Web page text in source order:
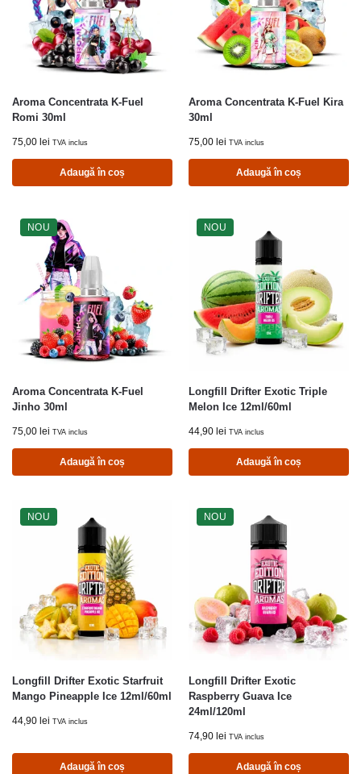
Aroma Concentrata K-Fuel
Romi 30ml
75,00 lei TVA inclus
Adaugă în coș
Aroma Concentrata K-Fuel Kira
30ml
75,00 lei TVA inclus
Adaugă în coș
NOU
Aroma Concentrata K-Fuel
Jinho 30ml
75,00 lei TVA inclus
Adaugă în coș
NOU
Longfill Drifter Exotic Triple
Melon Ice 12ml/60ml
44,90 lei TVA inclus
Adaugă în coș
NOU
Longfill Drifter Exotic Starfruit
Mango Pineapple Ice 12ml/60ml
44,90 lei TVA inclus
Adaugă în coș
NOU
Longfill Drifter Exotic
Raspberry Guava Ice
24ml/120ml
74,90 lei TVA inclus
Adaugă în coș